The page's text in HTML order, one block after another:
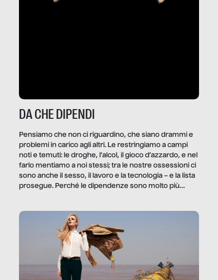
DA CHE DIPENDI
Pensiamo che non ci riguardino, che siano drammi e
problemi in carico agli altri. Le restringiamo a campi
noti e temuti: le droghe, l’alcol, il gioco d’azzardo, e nel
farlo mentiamo a noi stessi; tra le nostre ossessioni ci
sono anche il sesso, il lavoro e la tecnologia – e la lista
prosegue. Perché le dipendenze sono molto più
trae un guadagno. In questo reportage vediamo
quale e come.